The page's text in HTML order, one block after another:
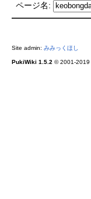
ページ名:
Site admin: みみっくほし
PukiWiki 1.5.2 © 2001-2019